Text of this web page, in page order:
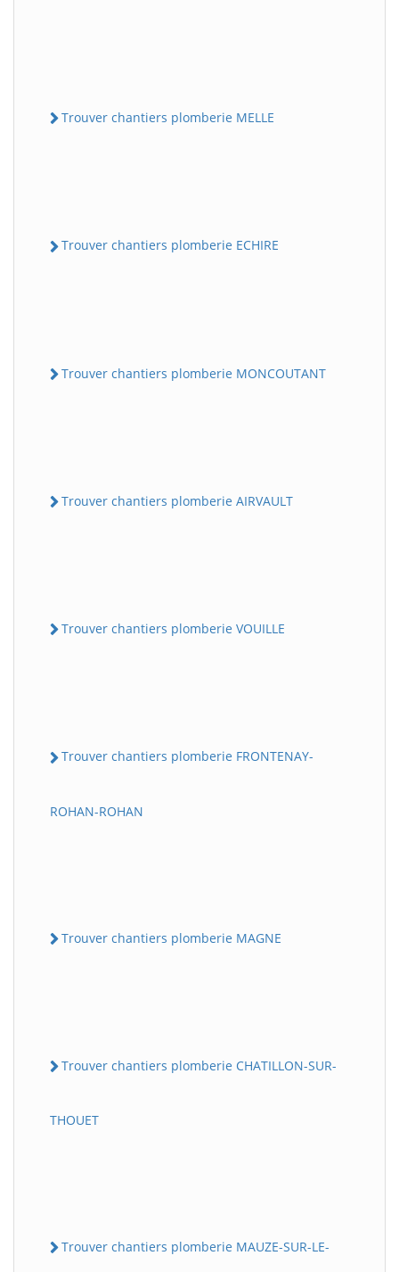
Trouver chantiers plomberie MELLE
Trouver chantiers plomberie ECHIRE
Trouver chantiers plomberie MONCOUTANT
Trouver chantiers plomberie AIRVAULT
Trouver chantiers plomberie VOUILLE
Trouver chantiers plomberie FRONTENAY-
ROHAN-ROHAN
Trouver chantiers plomberie MAGNE
Trouver chantiers plomberie CHATILLON-SUR-
THOUET
Trouver chantiers plomberie MAUZE-SUR-LE-